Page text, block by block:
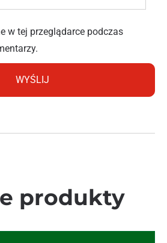
w tej przeglądarce podczas
produkty